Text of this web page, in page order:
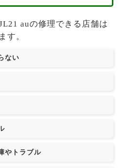
auの修理できる店舗は
す。
ない
やトラブル